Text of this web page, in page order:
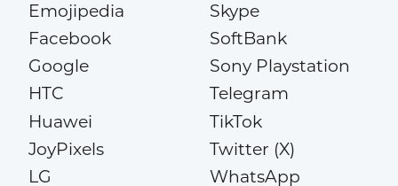
Emojipedia
Facebook
Google
HTC
Huawei
JoyPixels
LG
Skype
SoftBank
Sony Playstation
Telegram
TikTok
Twitter (X)
WhatsApp